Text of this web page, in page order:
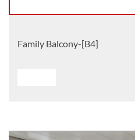
Family Balcony-[B4]